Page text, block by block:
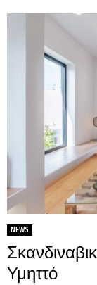
NEWS
Υμηττό